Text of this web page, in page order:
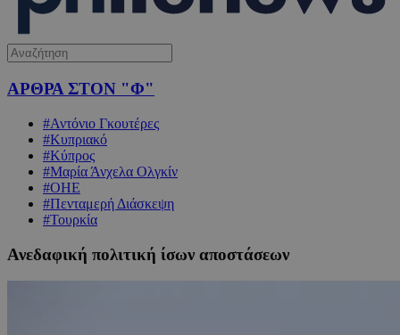
ΑΡΘΡΑ ΣΤΟΝ "Φ"
#Αντόνιο Γκουτέρες
#Κυπριακό
#Κύπρος
#Μαρία Άνχελα Ολγκίν
#ΟΗΕ
#Πενταμερή Διάσκεψη
#Τουρκία
Ανεδαφική πολιτική ίσων αποστάσεων